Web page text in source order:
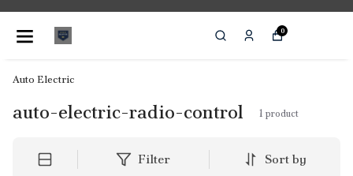
0
Auto Electric
auto-electric-radio-control 1 product
Filter Sort by